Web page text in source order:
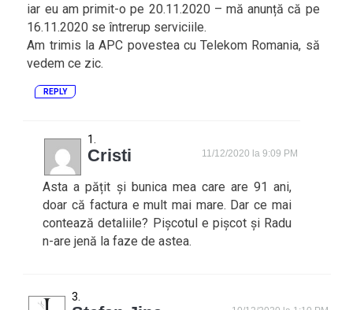
iar eu am primit-o pe 20.11.2020 – mă anunță că pe
16.11.2020 se întrerup serviciile.
Am trimis la APC povestea cu Telekom Romania, să
vedem ce zic.
REPLY
Cristi 11/12/2020 la 9:09 PM
Asta a pățit și bunica mea care are 91 ani,
doar că factura e mult mai mare. Dar ce mai
contează detaliile? Pișcotul e pișcot și Radu
n-are jenă la faze de astea.